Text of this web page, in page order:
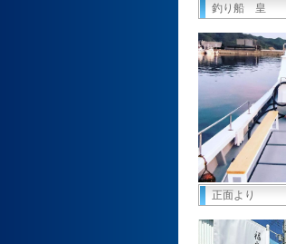
釣り船 皇
正面より